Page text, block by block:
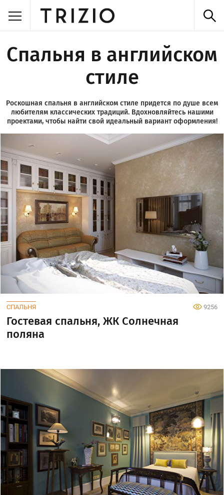
Спальня в английском
стиле
Роскошная спальня в английском стиле придется по душе всем
любителям классических традиций. Вдохновляйтесь нашими
проектами, чтобы найти свой идеальный вариант оформления!
СПАЛЬНЯ 9256
Гостевая спальня, ЖК Солнечная
поляна